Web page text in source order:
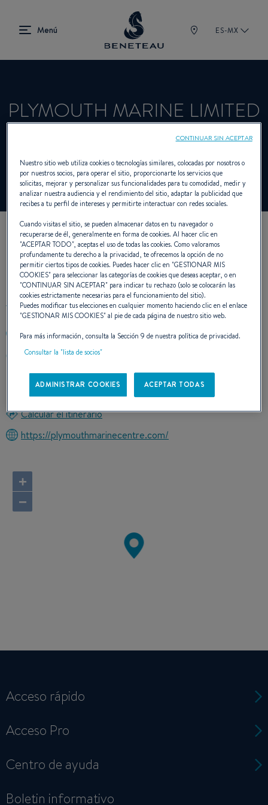
ES-MX
PLYMOUTH MARINE LIMITED
Concesionario Fueraborda para BENETEAU
NUESTROS DATOS DE
CONTACTO
+441752407070
PLYMOUTH MARINE CENTER POMPHLETT QUAY,
PL9 7HP PLYMOUTH
Reino Unido
Calcular el itinerario
https://plymouthmarinecentre.com/
+
−
Acceso rápido
Acceso Pro
Centro de ayuda
Boletin informativo
Nuestro sitio web utiliza cookies o tecnologías similares, colocadas por nosotros o
por nuestros socios, para operar el sitio, proporcionarte los servicios que
solicitas, mejorar y personalizar sus funcionalidades para tu comodidad, medir y
analizar nuestra audiencia y el rendimiento del sitio, adaptar la publicidad que
recibes a tu perfil de intereses y permitirte interactuar con redes sociales.
Cuando visitas el sitio, se pueden almacenar datos en tu navegador o
recuperarse de él, generalmente en forma de cookies. Al hacer clic en
"ACEPTAR TODO", aceptas el uso de todas las cookies. Como valoramos
profundamente tu derecho a la privacidad, te ofrecemos la opción de no
permitir ciertos tipos de cookies. Puedes hacer clic en "GESTIONAR MIS
COOKIES" para seleccionar las categorías de cookies que deseas aceptar, o en
"CONTINUAR SIN ACEPTAR" para indicar tu rechazo (solo se colocarán las
cookies estrictamente necesarias para el funcionamiento del sitio).
Puedes modificar tus elecciones en cualquier momento haciendo clic en el enlace
"GESTIONAR MIS COOKIES" al pie de cada página de nuestro sitio web.
Para más información, consulta la Sección 9 de nuestra política de privacidad.
Consultar la "lista de socios"
ADMINISTRAR COOKIES ACEPTAR TODAS
CONTINUAR SIN ACEPTAR